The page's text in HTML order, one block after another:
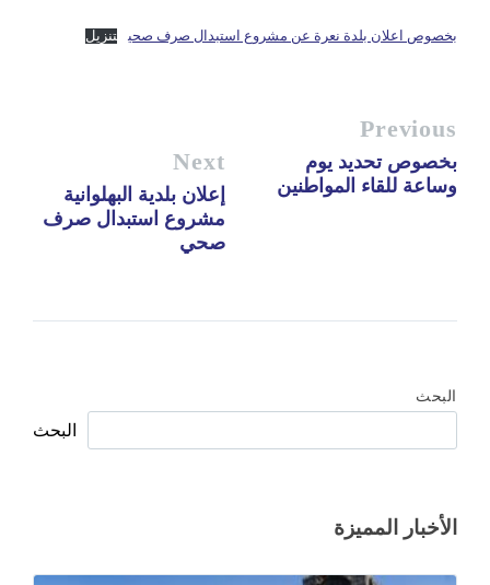
بخصوص اعلان بلدة نعرة عن مشروع استبدال صرف صحي تنزيل
Previous
بخصوص تحديد يوم
وساعة للقاء المواطنين
Next
إعلان بلدية البهلوانية
مشروع استبدال صرف
صحي
البحث
البحث
الأخبار المميزة